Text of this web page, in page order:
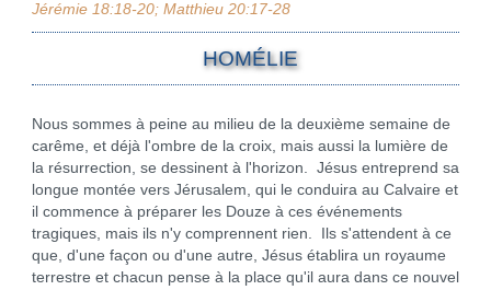
Jérémie 18:18-20; Matthieu 20:17-28
HOMÉLIE
Nous sommes à peine au milieu de la deuxième semaine de
carême, et déjà l'ombre de la croix, mais aussi la lumière de
la résurrection, se dessinent à l'horizon. Jésus entreprend sa
longue montée vers Jérusalem, qui le conduira au Calvaire et
il commence à préparer les Douze à ces événements
tragiques, mais ils n'y comprennent rien. Ils s'attendent à ce
que, d'une façon ou d'une autre, Jésus établira un royaume
terrestre et chacun pense à la place qu'il aura dans ce nouvel